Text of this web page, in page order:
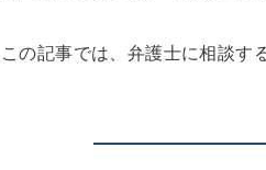
この記事では、弁護士に相談す